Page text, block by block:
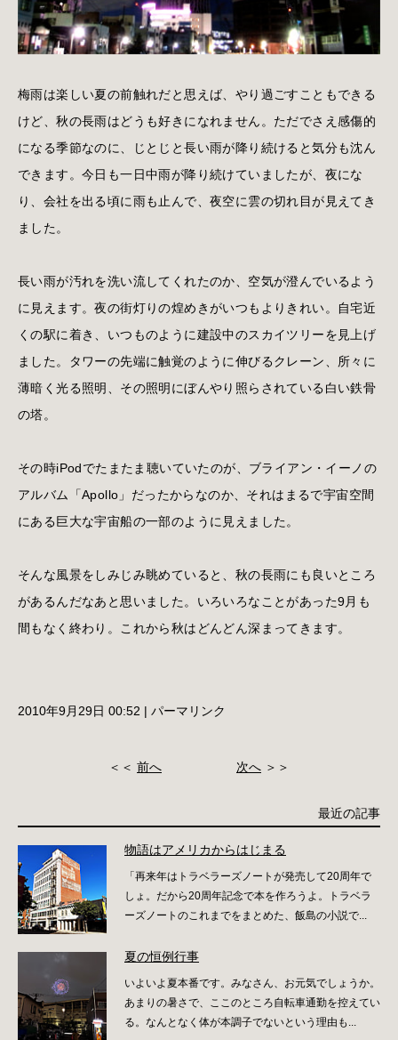
梅雨は楽しい夏の前触れだと思えば、やり過ごすこともできる
けど、秋の長雨はどうも好きになれません。ただでさえ感傷的
になる季節なのに、じとじと長い雨が降り続けると気分も沈ん
できます。今日も一日中雨が降り続けていましたが、夜にな
り、会社を出る頃に雨も止んで、夜空に雲の切れ目が見えてき
ました。
長い雨が汚れを洗い流してくれたのか、空気が澄んでいるよう
に見えます。夜の街灯りの煌めきがいつもよりきれい。自宅近
くの駅に着き、いつものように建設中のスカイツリーを見上げ
ました。タワーの先端に触覚のように伸びるクレーン、所々に
薄暗く光る照明、その照明にぼんやり照らされている白い鉄骨
の塔。
その時iPodでたまたま聴いていたのが、ブライアン・イーノの
アルバム「Apollo」だったからなのか、それはまるで宇宙空間
にある巨大な宇宙船の一部のように見えました。
そんな風景をしみじみ眺めていると、秋の長雨にも良いところ
があるんだなあと思いました。いろいろなことがあった9月も
間もなく終わり。これから秋はどんどん深まってきます。
2010年9月29日 00:52 | パーマリンク
＜＜ 前へ 次へ ＞＞
最近の記事
物語はアメリカからはじまる
「再来年はトラベラーズノートが発売して20周年で
しょ。だから20周年記念で本を作ろうよ。トラベラ
ーズノートのこれまでをまとめた、飯島の小説で...
夏の恒例行事
いよいよ夏本番です。みなさん、お元気でしょうか。
あまりの暑さで、ここのところ自転車通勤を控えてい
る。なんとなく体が本調子でないという理由も...